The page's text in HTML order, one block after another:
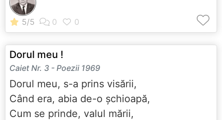
Dorul meu !
Caiet Nr. 3 - Poezii 1969
Dorul meu, s-a prins visării,
Când era, abia de-o șchioapă,
Cum se prinde, valul mării,